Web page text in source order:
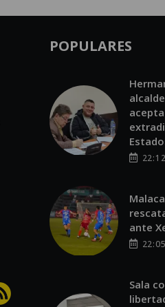
POPULARES
ante
Sala